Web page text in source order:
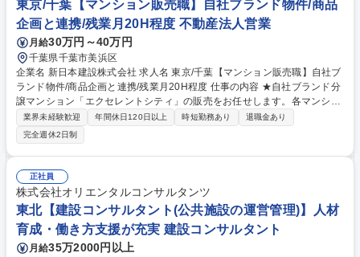
東京/千葉【マンション販売職】自社ブランド物件/商品
企画と連携/残業月20H程度 不動産法人営業
月給30万円～40万円
千葉県千葉市美浜区
企業名 新日本建設株式会社 求人名 東京/千葉【マンション販売職】自社ブ
ランド物件/商品企画と連携/残業月20H程度 仕事の内容 ★自社ブランド分
譲マンション「エクセレントシティ」の販売をお任せします。各マンショ
ンのゲストサロン(モデルルーム)での販売です。お客様の声を企画にフィ
ードバックし、自ら企画に携わった物件の販売も可能。 【詳細】建築/不
動産の総合企業のため、建築の知識が身に付きます。商品企画に携われる
ことも大きな魅力です。 【エクセレントシティとは】 分譲実績全222棟、
10,000戸超。年間15棟～20棟程建設しております。品質、居住性、資産
価値を備えた分譲マンションであり、首都圏供給戸数ランキングでも上位
です。 募集職種 東京/千葉【マンション販売職】自社ブランド物件/商品企
画と連携/残業月20H程度
業界未経験歓迎 年間休日120日以上 時短勤務あり
退職金あり
完全週休2日制
正社員
株式会社オリエンタルコンサルタンツ
東北【建設コンサルタント(公共施設の運営管理)】人材
育成・働き方支援が充実 建設コンサルタント
月給35万2000円以上